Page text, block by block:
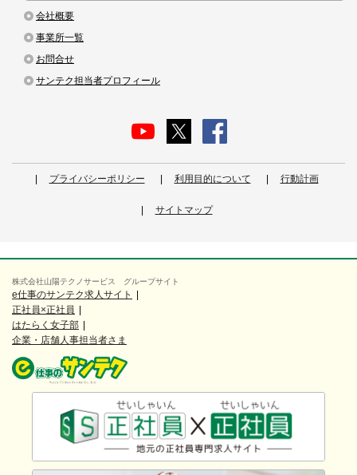
会社概要
事業所一覧
お問合せ
サンテク担当者プロフィール
プライバシーポリシー 利用目的について 行動計画
サイトマップ
株式会社山陽テクノサービス グループサイト
e仕事のサンテク求人サイト
正社員×正社員
はたらく女子部
企業・店舗人事担当者さま